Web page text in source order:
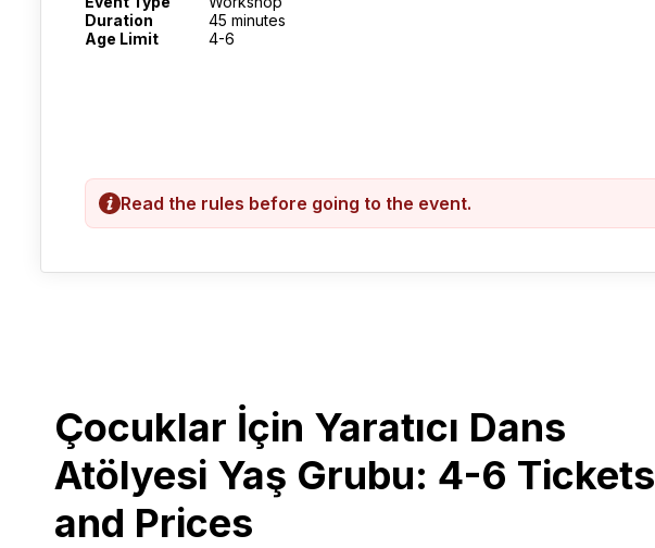
Duration
45 minutes
Age Limit
4-6
Read the rules before going to the event.
Çocuklar İçin Yaratıcı Dans
Atölyesi Yaş Grubu: 4-6 Tickets
and Prices